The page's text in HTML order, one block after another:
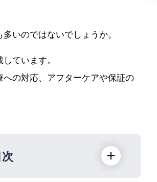
いのではないでしょうか。
ています。
の対応、アフターケアや保証の